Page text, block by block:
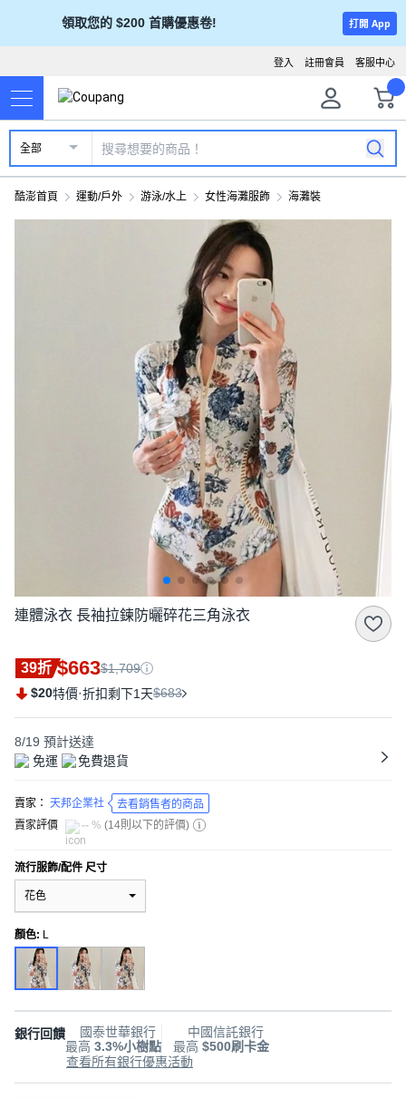
領取您的 $200 首購優惠卷! 打開 App
客服中心
註冊會員
登入
全部
酷澎首頁 運動/戶外 游泳/水上 女性海灘服飾 海灘裝
連體泳衣 長袖拉鍊防曬碎花三角泳衣
39折 $663$1,709
$20特價·折扣剩下1天$683
8/19 預計送達
免運
免費退貨
賣家： 天邦企業社
去看銷售者的商品
賣家評價
-- % (14則以下的評價)
流行服飾/配件 尺寸
花色
顏色: L
銀行回饋
國泰世華銀行
最高 3.3%小樹點
中國信託銀行
最高 $500刷卡金
查看所有銀行優惠活動